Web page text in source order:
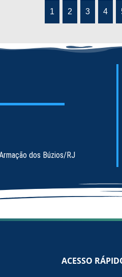
1 2 3 4
dos Búzios/RJ
ACESSO